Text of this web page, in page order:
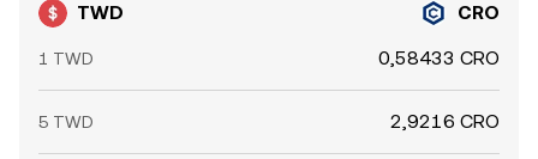
TWD CRO
1 TWD 0,58433 CRO
5 TWD 2,9216 CRO